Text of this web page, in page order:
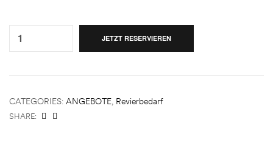
JETZT RESERVIEREN
CATEGORIES: ANGEBOTE, Revierbedarf
SHARE: